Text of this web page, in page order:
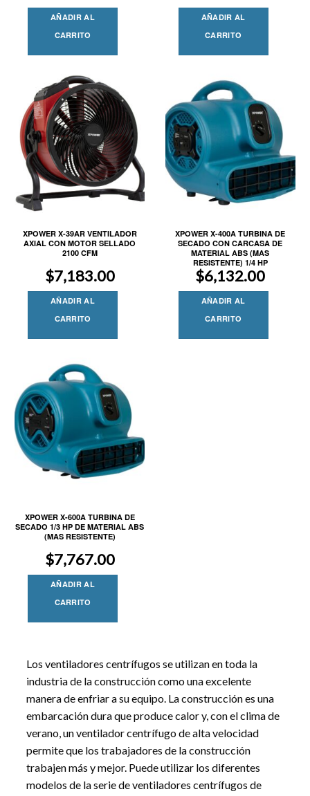
AÑADIR AL
CARRITO
AÑADIR AL
CARRITO
XPOWER X-39AR VENTILADOR
AXIAL CON MOTOR SELLADO
2100 CFM
$7,183.00
AÑADIR AL
CARRITO
XPOWER X-400A TURBINA DE
SECADO CON CARCASA DE
MATERIAL ABS (MAS
RESISTENTE) 1/4 HP
$6,132.00
AÑADIR AL
CARRITO
XPOWER X-600A TURBINA DE
SECADO 1/3 HP DE MATERIAL ABS
(MAS RESISTENTE)
$7,767.00
AÑADIR AL
CARRITO
Los ventiladores centrífugos se utilizan en toda la
industria de la construcción como una excelente
manera de enfriar a su equipo. La construcción es una
embarcación dura que produce calor y, con el clima de
verano, un ventilador centrífugo de alta velocidad
permite que los trabajadores de la construcción
trabajen más y mejor. Puede utilizar los diferentes
modelos de la serie de ventiladores centrífugos de